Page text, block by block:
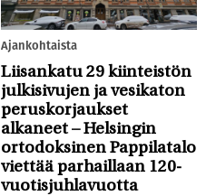
Ajankohtaista
Liisankatu 29 kiinteistön
julkisivujen ja vesikaton
peruskorjaukset
alkaneet – Helsingin
ortodoksinen Pappilatalo
viettää parhaillaan 120-
vuotisjuhlavuotta